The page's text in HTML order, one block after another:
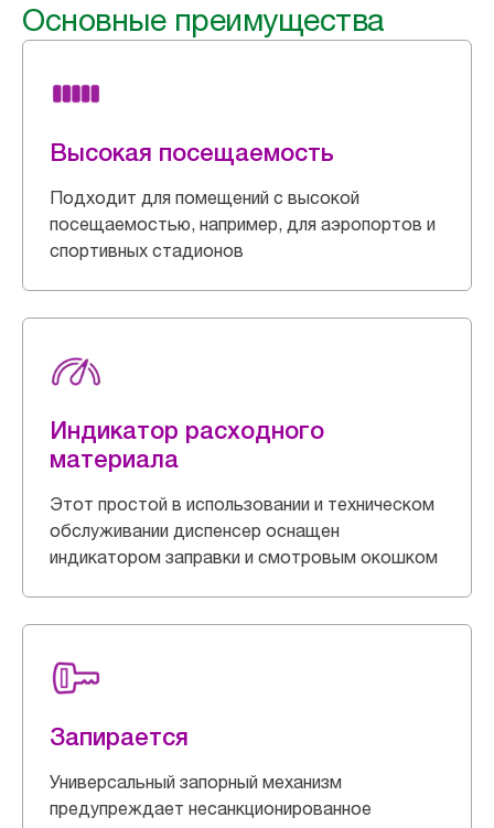
Основные преимущества
Высокая посещаемость
Подходит для помещений с высокой
посещаемостью, например, для аэропортов и
спортивных стадионов
Индикатор расходного
материала
Этот простой в использовании и техническом
обслуживании диспенсер оснащен
индикатором заправки и смотровым окошком
Запирается
Универсальный запорный механизм
предупреждает несанкционированное